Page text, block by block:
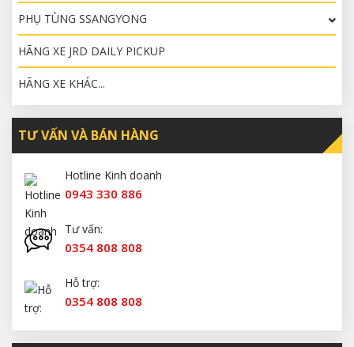
PHỤ TÙNG SSANGYONG
HÃNG XE JRD DAILY PICKUP
HÃNG XE KHÁC...
TƯ VẤN VÀ BÁN HÀNG
Hotline Kinh doanh
0943 330 886
Tư vấn:
0354 808 808
Hỗ trợ:
0354 808 808